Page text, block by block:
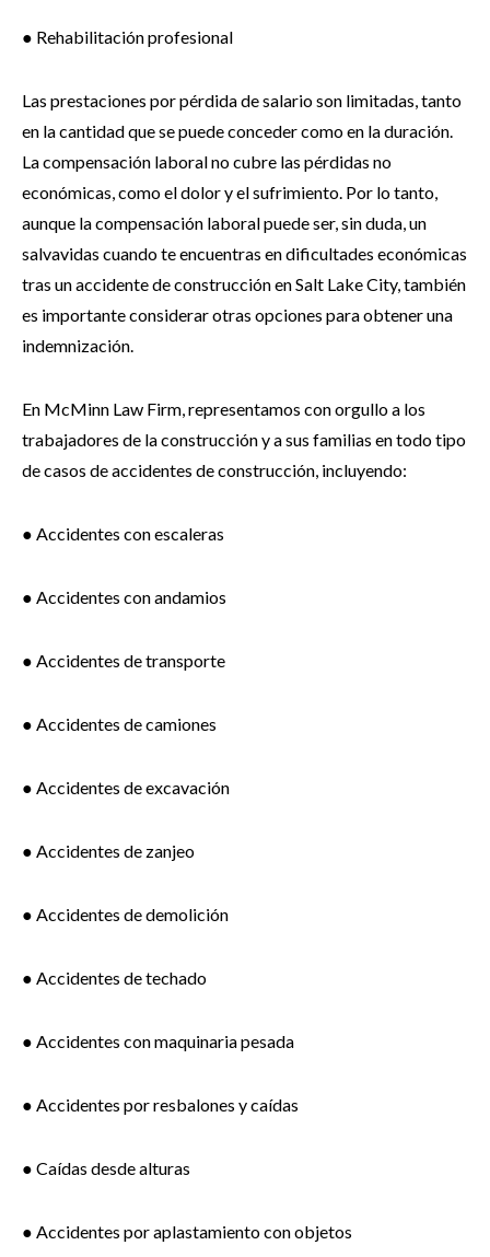
● Rehabilitación profesional
Las prestaciones por pérdida de salario son limitadas, tanto
en la cantidad que se puede conceder como en la duración.
La compensación laboral no cubre las pérdidas no
económicas, como el dolor y el sufrimiento. Por lo tanto,
aunque la compensación laboral puede ser, sin duda, un
salvavidas cuando te encuentras en dificultades económicas
tras un accidente de construcción en Salt Lake City, también
es importante considerar otras opciones para obtener una
indemnización.
En McMinn Law Firm, representamos con orgullo a los
trabajadores de la construcción y a sus familias en todo tipo
de casos de accidentes de construcción, incluyendo:
● Accidentes con escaleras
● Accidentes con andamios
● Accidentes de transporte
● Accidentes de camiones
● Accidentes de excavación
● Accidentes de zanjeo
● Accidentes de demolición
● Accidentes de techado
● Accidentes con maquinaria pesada
● Accidentes por resbalones y caídas
● Caídas desde alturas
● Accidentes por aplastamiento con objetos